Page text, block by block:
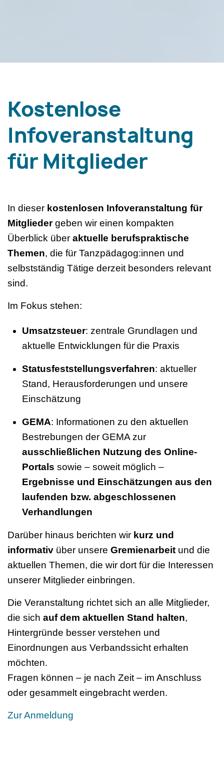
Kostenlose
Infoveranstaltung
für Mitglieder
In dieser kostenlosen Infoveranstaltung für
Mitgliedergeben wir einen kompakten
Überblick über aktuelle berufspraktische
Themen, die für Tanzpädagog:innen und
selbstständig Tätige derzeit besonders relevant
sind.
Im Fokus stehen:
Umsatzsteuer: zentrale Grundlagen und
aktuelle Entwicklungen für die Praxis
Statusfeststellungsverfahren: aktueller
Stand, Herausforderungen und unsere
Einschätzung
GEMA: Informationen zu den aktuellen
Bestrebungen der GEMA zur
ausschließlichen Nutzung des Online-
Portals sowie – soweit möglich –
Ergebnisse und Einschätzungen aus den
laufenden bzw. abgeschlossenen
Verhandlungen
Darüber hinaus berichten wir kurz und
informativ über unsere Gremienarbeit und die
aktuellen Themen, die wir dort für die Interessen
unserer Mitglieder einbringen.
Die Veranstaltung richtet sich an alle Mitglieder,
die sich auf dem aktuellen Stand halten,
Hintergründe besser verstehen und
Einordnungen aus Verbandssicht erhalten
möchten.
Fragen können – je nach Zeit – im Anschluss
oder gesammelt eingebracht werden.
Zur Anmeldung